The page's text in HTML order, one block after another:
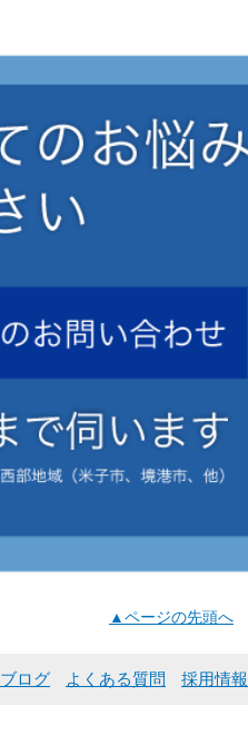
▲ページの先頭へ
ブログ よくある質問 採用情報